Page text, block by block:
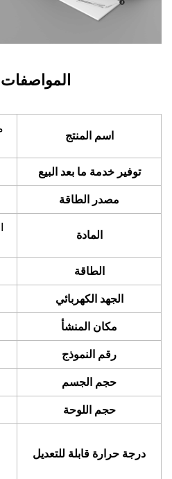
المواصفات
اسم المنتج
توفير خدمة ما بعد البيع
مصدر الطاقة
المادة
الطاقة
الجهد الكهربائي
مكان المنشأ
رقم النموذج
حجم الجسم
حجم اللوحة
درجة حرارة قابلة للتعديل